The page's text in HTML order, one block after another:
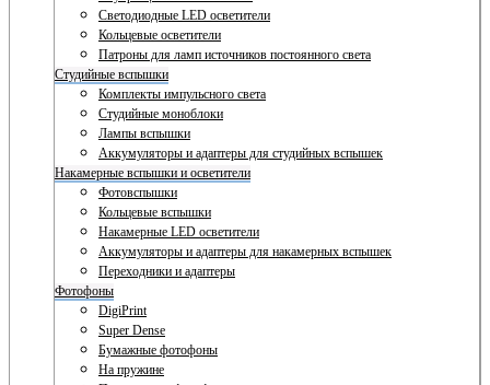
Светодиодные LED осветители
Кольцевые осветители
Патроны для ламп источников постоянного света
Студийные вспышки
Комплекты импульсного света
Студийные моноблоки
Лампы вспышки
Аккумуляторы и адаптеры для студийных вспышек
Накамерные вспышки и осветители
Фотовспышки
Кольцевые вспышки
Накамерные LED осветители
Аккумуляторы и адаптеры для накамерных вспышек
Переходники и адаптеры
Фотофоны
DigiPrint
Super Dense
Бумажные фотофоны
На пружине